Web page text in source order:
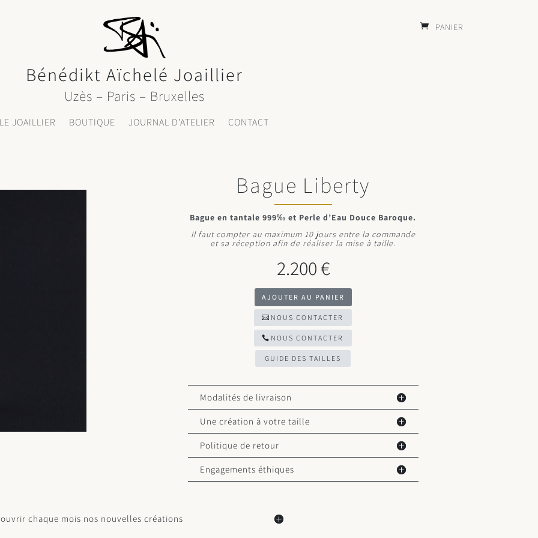
Bénédikt Aïchelé Joaillier
Uzès – Paris – Bruxelles
LE JOAILLIER BOUTIQUE JOURNAL D’ATELIER CONTACT
panier
Bague Liberty
Bague en tantale 999‰ et Perle d’Eau Douce Baroque.
Il faut compter au maximum 10 jours entre la commande
et sa réception afin de réaliser la mise à taille.
2.200€
AJOUTER AU PANIER
NOUS CONTACTER
NOUS CONTACTER
GUIDE DES TAILLES
Modalités de livraison
Une création à votre taille
Politique de retour
Engagements éthiques
chaque mois nos nouvelles créations